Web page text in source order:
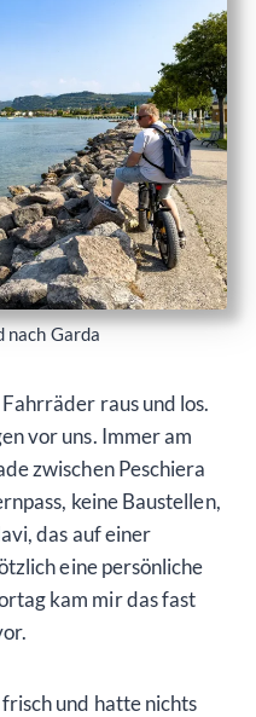
nach Garda
raus und los.
vor uns. Immer am
zwischen Peschiera
keine Baustellen,
das auf einer
eine persönliche
kam mir das fast
und hatte nichts